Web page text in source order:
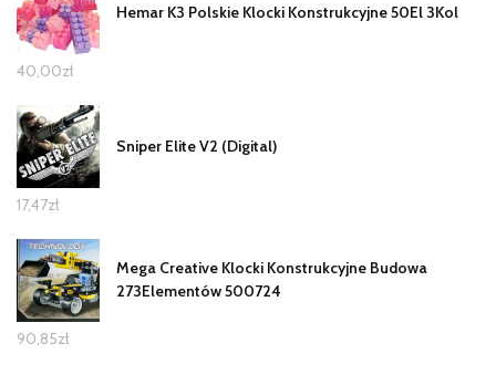
Hemar K3 Polskie Klocki Konstrukcyjne 50El 3Kol
40,00zł
Sniper Elite V2 (Digital)
17,47zł
Mega Creative Klocki Konstrukcyjne Budowa
273Elementów 500724
90,85zł